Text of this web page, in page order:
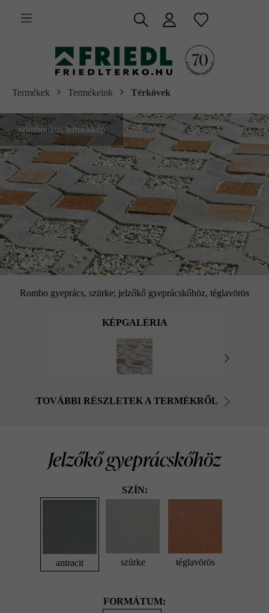
tartalomra
Termékek Termékeink Térkövek
szimbolikus termékkép
Rombo gyeprács, szürke; jelzőkő gyeprácskőhöz, téglavörös
KÉPGALÉRIA
TOVÁBBI RÉSZLETEK A TERMÉKRŐL
Jelzőkő gyeprácskőhöz
SZÍN:
antracit szürke téglavörös
FORMÁTUM: